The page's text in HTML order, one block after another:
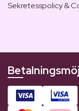
Sekretesspolicy &